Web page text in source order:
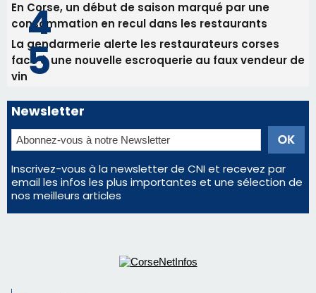
La gendarmerie alerte les restaurateurs corses
face à une nouvelle escroquerie au faux vendeur de
vin
Newsletter
Inscrivez-vous à la newsletter de CNI et recevez par
email les infos les plus importantes et une sélection de
nos meilleurs articles